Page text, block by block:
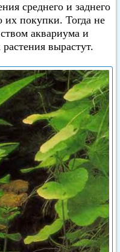
среднего и заднего
покупки. Тогда не
аквариума и
вырастут.